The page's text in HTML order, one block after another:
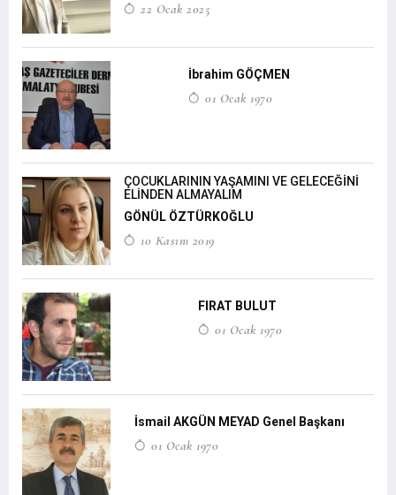
22 Ocak 2025
İbrahim GÖÇMEN
01 Ocak 1970
ÇOCUKLARININ YAŞAMINI VE GELECEĞİNİ
ELİNDEN ALMAYALIM
GÖNÜL ÖZTÜRKOĞLU
10 Kasım 2019
FIRAT BULUT
01 Ocak 1970
İsmail AKGÜN MEYAD Genel Başkanı
01 Ocak 1970